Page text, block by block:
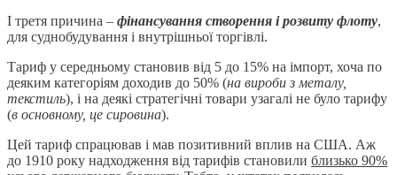
І третя причина – фінансування створення і розвиту флоту,
для суднобудування і внутрішньої торгівлі.
Тариф у середньому становив від 5 до 15% на імпорт, хоча по
деяким категоріям доходив до 50% (на вироби з металу,
текстиль), і на деякі стратегічні товари узагалі не було тарифу
(в основному, це сировина).
Цей тариф спрацював і мав позитивний вплив на США. Аж
до 1910 року надходження від тарифів становили близько 90%